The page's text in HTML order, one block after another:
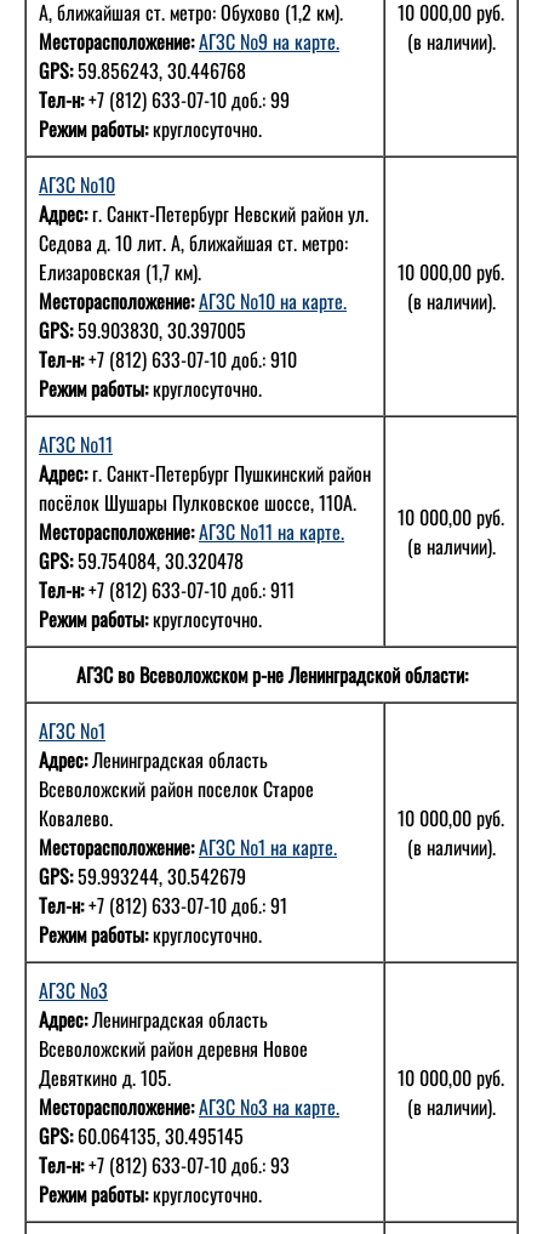
А, ближайшая ст. метро: Обухово (1,2 км).
Месторасположение:АГЗС №9 на карте.
GPS:59.856243, 30.446768
Тел-н:+7 (812) 633-07-10 доб.: 99
Режим работы:круглосуточно.
10 000,00 руб.
(в наличии).
АГЗС №10
Адрес:г. Санкт-Петербург Невский район ул.
Седова д. 10 лит. А, ближайшая ст. метро:
Елизаровская (1,7 км).
Месторасположение:АГЗС №10 на карте.
GPS:59.903830, 30.397005
Тел-н:+7 (812) 633-07-10 доб.: 910
Режим работы:круглосуточно.
10 000,00 руб.
(в наличии).
АГЗС №11
Адрес:г. Санкт-Петербург Пушкинский район
посёлок Шушары Пулковское шоссе, 110А.
Месторасположение:АГЗС №11 на карте.
GPS:59.754084, 30.320478
Тел-н:+7 (812) 633-07-10 доб.: 911
Режим работы:круглосуточно.
10 000,00 руб.
(в наличии).
АГЗС во Всеволожском р-не Ленинградской области:
АГЗС №1
Адрес:Ленинградская область
Всеволожский район поселок Старое
Ковалево.
Месторасположение:АГЗС №1 на карте.
GPS:59.993244, 30.542679
Тел-н:+7 (812) 633-07-10 доб.: 91
Режим работы:круглосуточно.
10 000,00 руб.
(в наличии).
АГЗС №3
Адрес:Ленинградская область
Всеволожский район деревня Новое
Девяткино д. 105.
Месторасположение:АГЗС №3 на карте.
GPS: 60.064135, 30.495145
Тел-н:+7 (812) 633-07-10 доб.: 93
Режим работы:круглосуточно.
10 000,00 руб.
(в наличии).